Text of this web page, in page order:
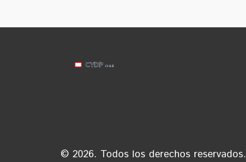
© 2026. Todos los derechos reservados.